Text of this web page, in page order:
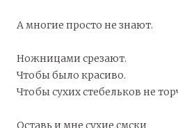
А многие просто не знают.
Ножницами срезают.
Чтобы было красиво.
Чтобы сухих стебельков не
Оставь и мне сухие смски